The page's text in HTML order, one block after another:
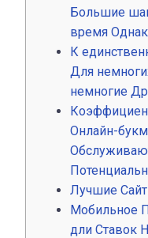
Большие
время
К
Для
немногие
Онлайн-
Лучшие
Мобильное
дли Ставок